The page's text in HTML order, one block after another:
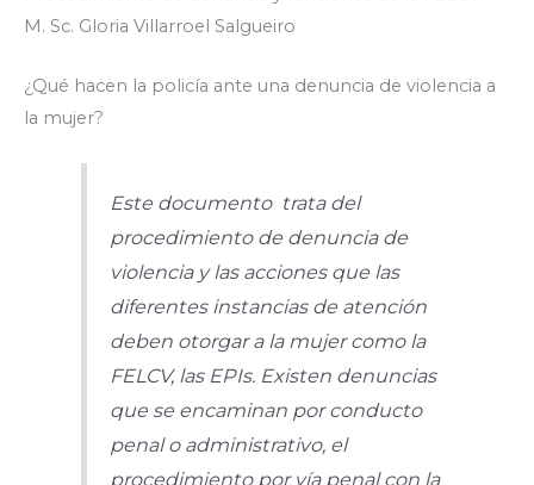
M. Sc. Gloria Villarroel Salgueiro
¿Qué hacen la policía ante una denuncia de violencia a
la mujer?
Este documento trata del
procedimiento de denuncia de
violencia y las acciones que las
diferentes instancias de atención
deben otorgar a la mujer como la
FELCV, las EPIs. Existen denuncias
que se encaminan por conducto
penal o administrativo, el
procedimiento por vía penal con la